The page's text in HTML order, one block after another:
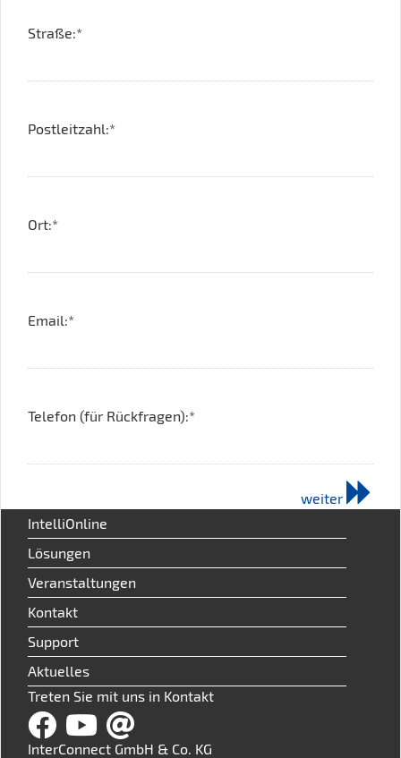
Straße:*
Postleitzahl:*
Ort:*
Email:*
Telefon (für Rückfragen):*
weiter
IntelliOnline
Lösungen
Veranstaltungen
Kontakt
Support
Aktuelles
Treten Sie mit uns in Kontakt
InterConnect GmbH & Co. KG